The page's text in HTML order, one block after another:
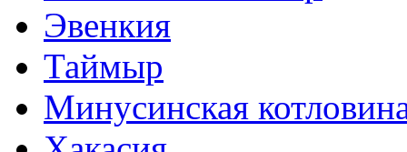
Эвенкия
Таймыр
Минусинская